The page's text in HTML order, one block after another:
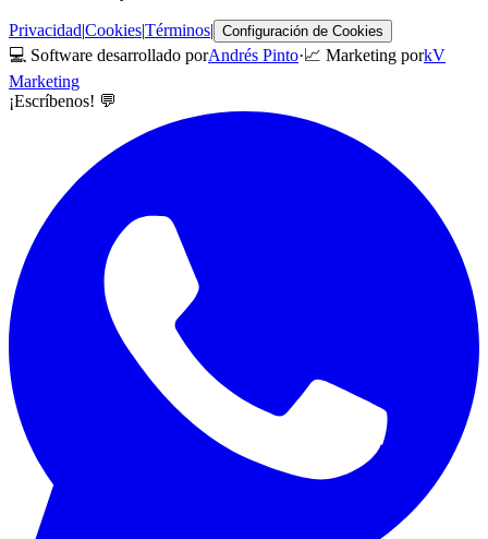
Privacidad|Cookies|Términos| Configuración de Cookies
💻 Software desarrollado porAndrés Pinto·📈 Marketing porkV
Marketing
¡Escríbenos! 💬